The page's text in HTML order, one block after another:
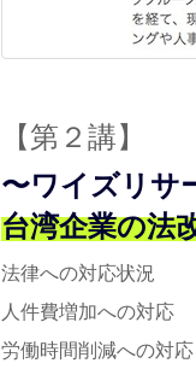
【第２講】
〜ワイズリサ
台湾企業の法
法律への対応状況
人件費増加への対応
労働時間削減への対応